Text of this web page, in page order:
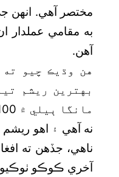
مختصر آهي. انهن
به مقامي عملدار
آهن.
هن وڌيڪ چيو
بهترين ريشم
نه آهي ۽ اهو
ناهي، جڏهن ته
آخري ڪوڪو